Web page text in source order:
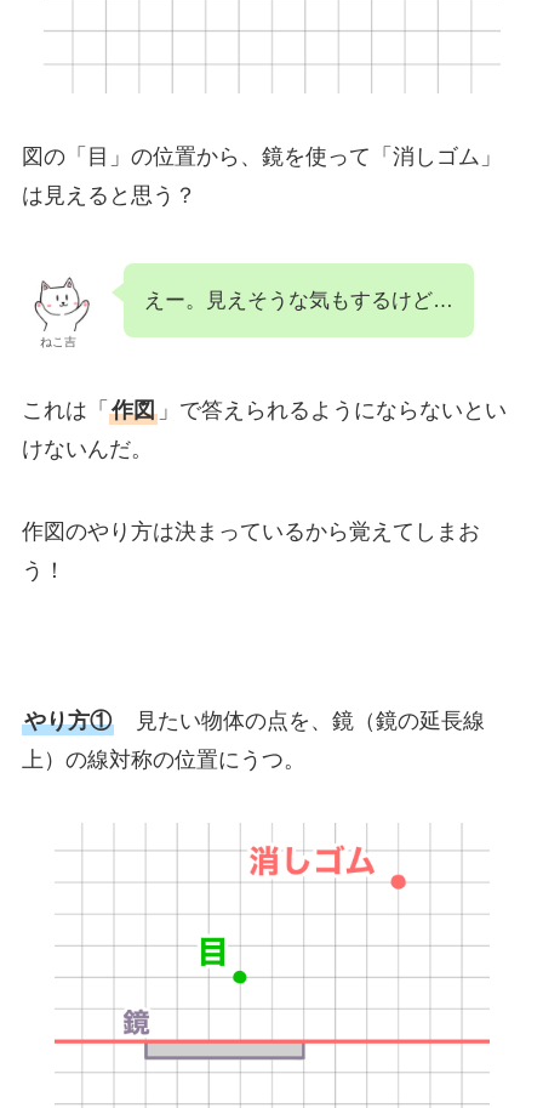
図の「目」の位置から、鏡を使って「消しゴム」
は見えると思う？
ねこ吉
えー。見えそうな気もするけど…
これは「 作図」で答えられるようにならないとい
けないんだ。
作図のやり方は決まっているから覚えてしまお
う！
やり方①見たい物体の点を、鏡（鏡の延長線
上）の線対称の位置にうつ。